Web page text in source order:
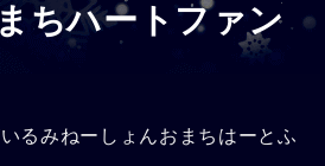
ちハートファン
るみねーしょんおまちはーとふ